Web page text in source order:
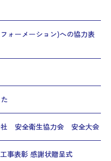
ォーメーション)への協力表
安全衛生協力会 安全大会
事表彰 感謝状贈呈式